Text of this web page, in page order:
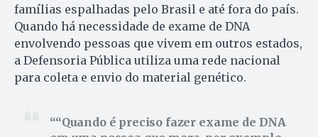
famílias espalhadas pelo Brasil e até fora do país.
Quando há necessidade de exame de DNA
envolvendo pessoas que vivem em outros estados,
a Defensoria Pública utiliza uma rede nacional
para coleta e envio do material genético.
“Quando é preciso fazer exame de DNA